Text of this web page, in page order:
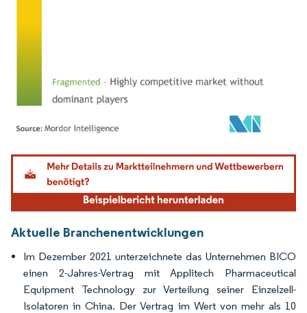
Bild © Mordor Intelligence. Wiederverwendung erfordert Namensnennung gemäß
Aktuelle Branchenentwicklungen
Im Dezember 2021 unterzeichnete das Unternehmen BICO
einen 2-Jahres-Vertrag mit Applitech Pharmaceutical
Equipment Technology zur Verteilung seiner Einzelzell-
Isolatoren in China. Der Vertrag im Wert von mehr als 10